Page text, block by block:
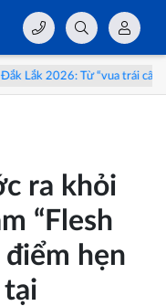
trái cây” đến hành trình trải
ra khỏi
“Flesh
điểm hẹn
tại